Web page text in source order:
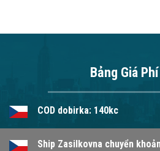
Bảng Giá
COD dobirka: 140kc
Ship Zasilkovna chuyển